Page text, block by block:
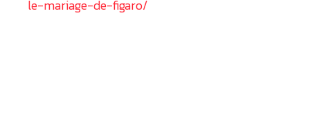
le-mariage-de-figaro/